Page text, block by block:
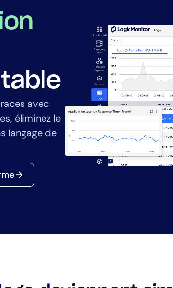
avec
éliminez le
langage de
Rôle
Directeur
prédictives
CloudOps
AIOps